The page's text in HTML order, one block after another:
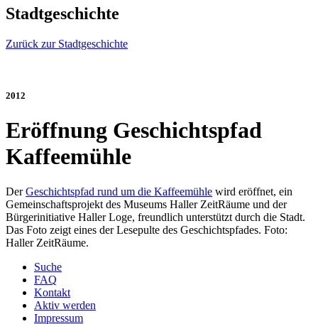
Stadtgeschichte
Zurück zur Stadtgeschichte
2012
Eröffnung Geschichtspfad
Kaffeemühle
DerGeschichtspfad rund um die Kaffeemühle wird eröffnet, ein
Gemeinschaftsprojekt des Museums Haller ZeitRäume und der
Bürgerinitiative Haller Loge, freundlich unterstützt durch die Stadt.
Das Foto zeigt eines der Lesepulte des Geschichtspfades. Foto:
Haller ZeitRäume.
Suche
FAQ
Kontakt
Aktiv werden
Impressum